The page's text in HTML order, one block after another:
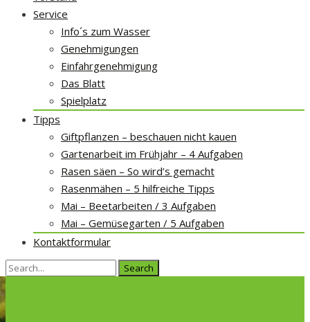
Service
Info´s zum Wasser
Genehmigungen
Einfahrgenehmigung
Das Blatt
Spielplatz
Tipps
Giftpflanzen – beschauen nicht kauen
Gartenarbeit im Frühjahr – 4 Aufgaben
Rasen säen – So wird’s gemacht
Rasenmähen – 5 hilfreiche Tipps
Mai – Beetarbeiten / 3 Aufgaben
Mai – Gemüsegarten / 5 Aufgaben
Kontaktformular
Search
for: